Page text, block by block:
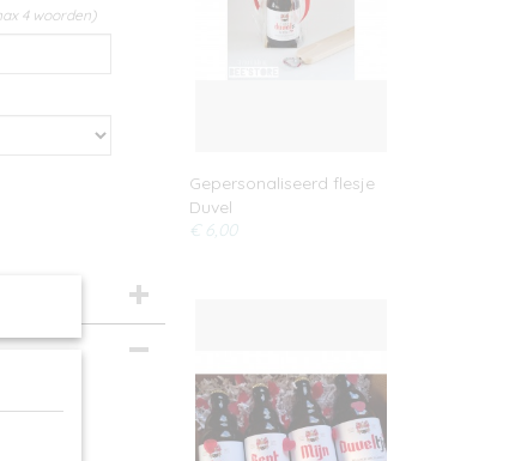
4 woorden)
Gepersonaliseerd flesje
Duvel
€ 6,00